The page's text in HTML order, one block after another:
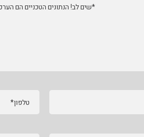
*שים לב! הנתונים הטכניים הם
טלפון*